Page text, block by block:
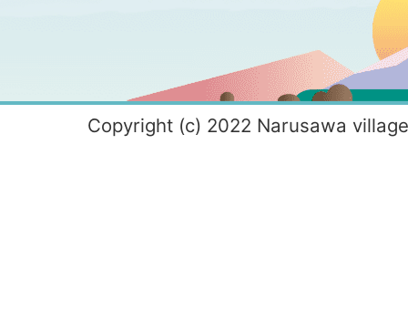
Copyright (c) 2022 Narusawa